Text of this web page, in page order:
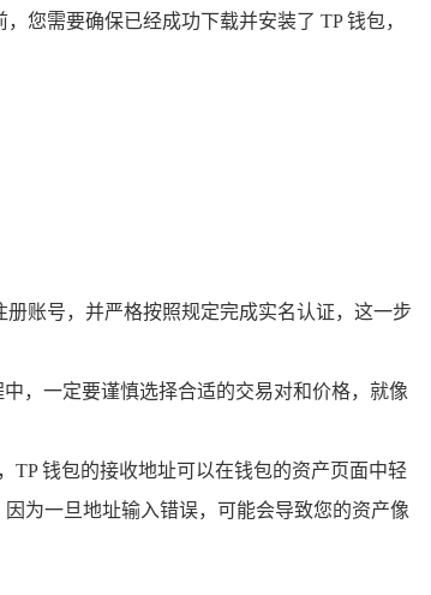
您需要确保已经成功下载并安装了 TP 钱包，
账号，并严格按照规定完成实名认证，这一步
，一定要谨慎选择合适的交易对和价格，就像
TP 钱包的接收地址可以在钱包的资产页面中轻
为一旦地址输入错误，可能会导致您的资产像